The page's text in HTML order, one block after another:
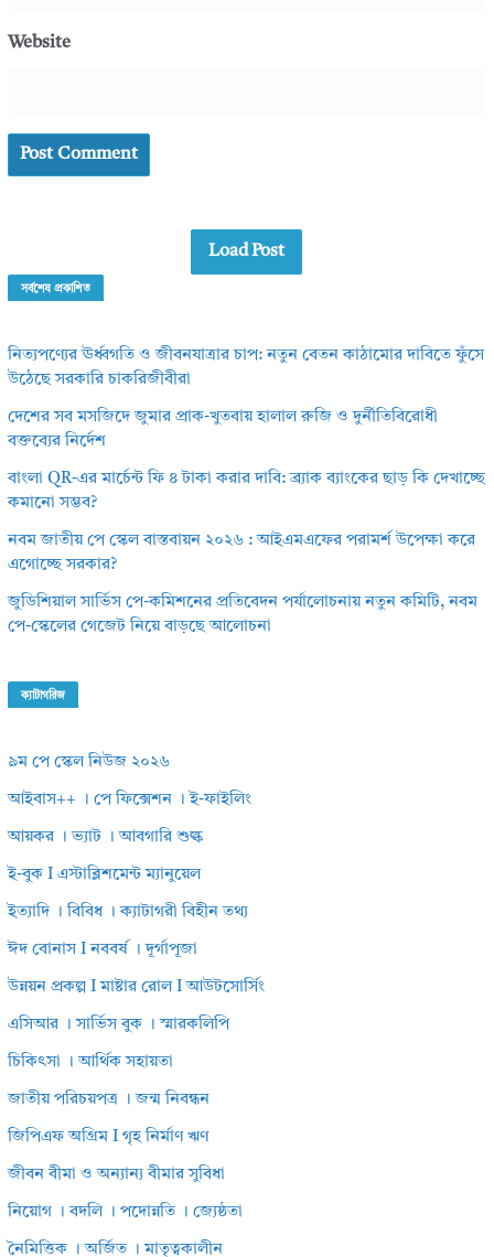
Website
Load Post
সর্বশেষ প্রকাশিত
নিত্যপণ্যের ঊর্ধ্বগতি ও জীবনযাত্রার চাপ: নতুন বেতন কাঠামোর দাবিতে ফুঁসে
উঠেছে সরকারি চাকরিজীবীরা
দেশের সব মসজিদে জুমার প্রাক-খুতবায় হালাল রুজি ও দুর্নীতিবিরোধী
বক্তব্যের নির্দেশ
বাংলা QR-এর মার্চেন্ট ফি ৪ টাকা করার দাবি: ব্র্যাক ব্যাংকের ছাড় কি দেখাচ্ছে
কমানো সম্ভব?
নবম জাতীয় পে স্কেল বাস্তবায়ন ২০২৬ : আইএমএফের পরামর্শ উপেক্ষা করে
এগোচ্ছে সরকার?
জুডিশিয়াল সার্ভিস পে-কমিশনের প্রতিবেদন পর্যালোচনায় নতুন কমিটি, নবম
পে-স্কেলের গেজেট নিয়ে বাড়ছে আলোচনা
ক্যাটাগরিজ
৯ম পে স্কেল নিউজ ২০২৬
আইবাস++ । পে ফিক্সেশন । ই-ফাইলিং
আয়কর । ভ্যাট । আবগারি শুল্ক
ই-বুক I এস্টাব্লিশমেন্ট ম্যানুয়েল
ইত্যাদি । বিবিধ । ক্যাটাগরী বিহীন তথ্য
ঈদ বোনাস I নববর্ষ । দূর্গাপূজা
উন্নয়ন প্রকল্প I মাষ্টার রোল I আউটসোর্সিং
এসিআর । সার্ভিস বুক । স্মারকলিপি
চিকিৎসা । আর্থিক সহায়তা
জাতীয় পরিচয়পত্র । জন্ম নিবন্ধন
জিপিএফ অগ্রিম I গৃহ নির্মাণ ঋণ
জীবন বীমা ও অন্যান্য বীমার সুবিধা
নিয়োগ । বদলি । পদোন্নতি । জ্যেষ্ঠতা
নৈমিত্তিক । অর্জিত । মাতৃত্বকালীন